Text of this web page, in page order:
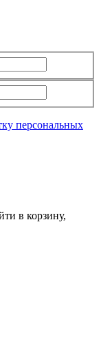
персональных
в корзину,